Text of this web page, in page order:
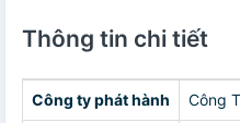
Thông tin chi tiết
Công ty phát hành Công